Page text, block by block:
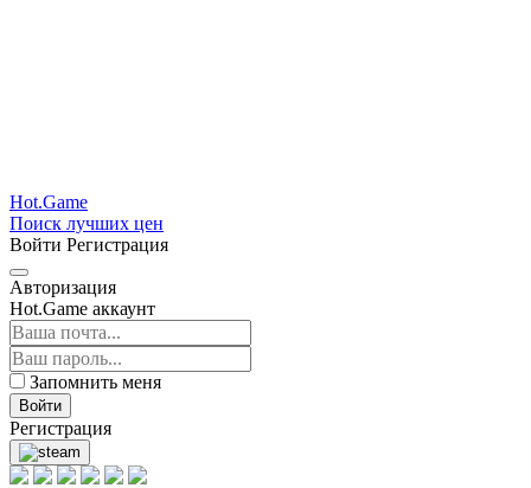
Hot.Game
Поиск лучших цен
Войти Регистрация
Авторизация
Hot.Game аккаунт
Запомнить меня
Войти
Регистрация